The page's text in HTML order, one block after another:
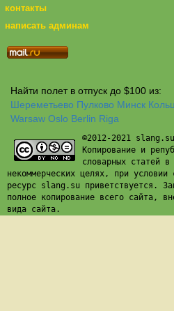
контакты
написать админам
Найти полет в отпуск до $100 из:
Шереметьево Пулково Минск
Warsaw Oslo Berlin Riga
©2012-2021
Копирование и
словарных статей в
некоммерческих целях, при условии
ресурс slang.su приветствуется.
полное копирование всего сайта,
вида сайта.